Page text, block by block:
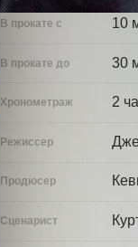
В прокате с 10
В прокате до 30
Хронометраж 2
Режиссер
Продюсер
Сценарист